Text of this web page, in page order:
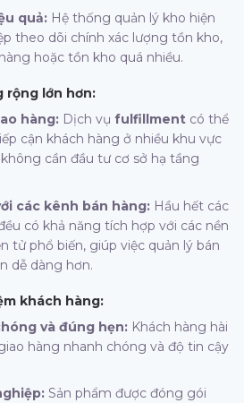
quả: Hệ thống quản lý kho hiện
theo dõi chính xác lượng tồn kho,
hoặc tồn kho quá nhiều.
rộng lớn hơn:
hàng: Dịch vụfulfillment có thể
cận khách hàng ở nhiều khu vực
cần đầu tư cơ sở hạ tầng
các kênh bán hàng: Hầu hết các
có khả năng tích hợp với các nền
tử phổ biến, giúp việc quản lý bán
dễ dàng hơn.
khách hàng:
và đúng hẹn: Khách hàng hài
hàng nhanh chóng và độ tin cậy
Sản phẩm được đóng gói